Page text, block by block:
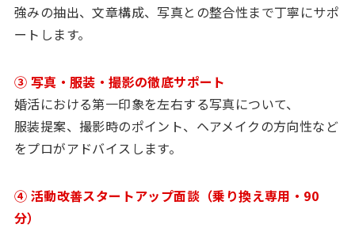
強みの抽出、文章構成、写真との整合性まで丁寧にサポ
ートします。
③ 写真・服装・撮影の徹底サポート
婚活における第一印象を左右する写真について、
服装提案、撮影時のポイント、ヘアメイクの方向性など
をプロがアドバイスします。
④ 活動改善スタートアップ面談（乗り換え専用・90
分）